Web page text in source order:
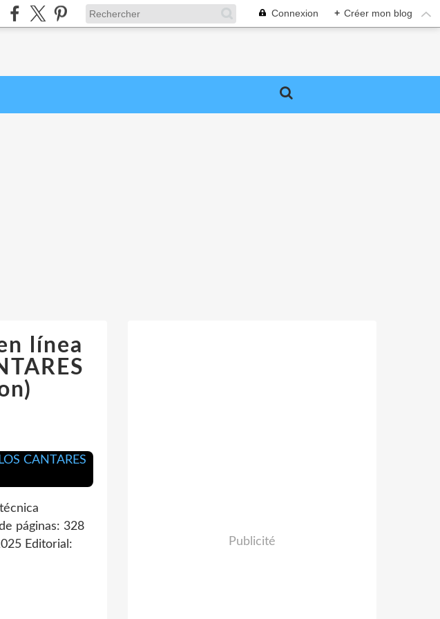
Connexion + Créer mon blog
línea
páginas: 328
Editorial:
Publicité